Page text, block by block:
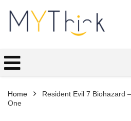
Home
Resident Evil 7 Biohazard
One